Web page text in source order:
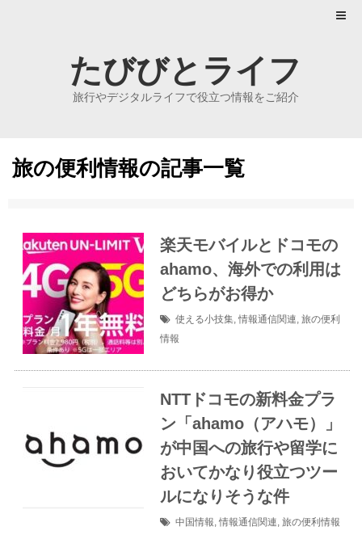
たびびとライフ
旅行やデジタルライフで役立つ情報をご紹介
旅の便利情報の記事一覧
楽天モバイルとドコモの
ahamo、海外での利用は
どちらがお得か
使える小技集, 情報通信関連, 旅の便利
情報
NTTドコモの新料金プラ
ン「ahamo（アハモ）」
が中国への旅行や留学に
おいてかなり役立つツー
ルになりそうな件
中国情報, 情報通信関連, 旅の便利情報